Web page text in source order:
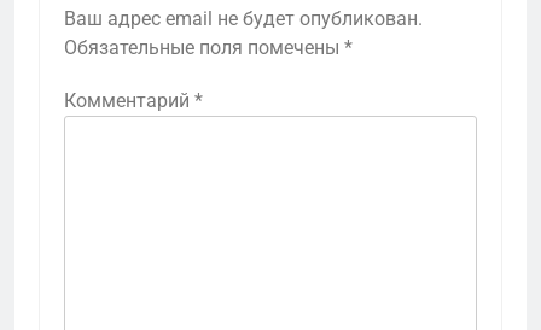
Ваш адрес email не будет опубликован.
Обязательные поля помечены *
Комментарий *